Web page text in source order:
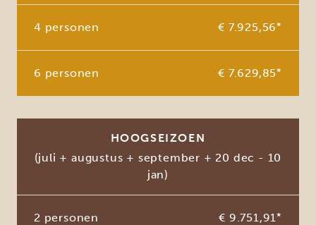
4 personen € 7.925,56*
6 personen € 7.629,85*
HOOGSEIZOEN
(juli + augustus + september + 20 dec - 10
jan)
2 personen € 9.751,91*